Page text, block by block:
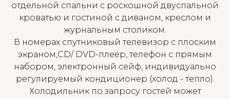
отдельной спальни с роскошной двуспальной
кроватью и гостиной с диваном, креслом и
журнальным столиком.
В номерах спутниковый телевизор с плоским
экраном,CD/ DVD-плеер, телефон с прямым
набором, электронный сейф, индивидуально
регулируемый кондиционер (холод - тепло).
Холодильник по запросу гостей может